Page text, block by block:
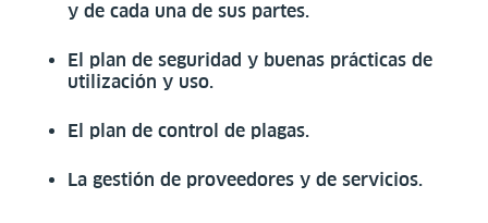
y de cada una de sus partes.
El plan de seguridad y buenas prácticas de
utilización y uso.
El plan de control de plagas.
La gestión de proveedores y de servicios.